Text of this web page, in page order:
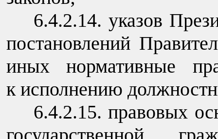
6.4.2.14. указов
постановлений
иных нормативные
к исполнению
6.4.2.15. правовых